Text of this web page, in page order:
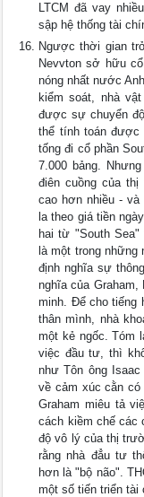
LTCM đã vay
sập hệ thống tài
Ngược thời gian
Nevvton sở hữu
nóng nhất nước
kiểm soát, nhà
được sự chuyển
thể tính toán được
tống đi cổ phần
7.000 bảng.
điên cuồng của
cao hơn nhiều - và
la theo giá tiền
hai từ "South
là một trong
định nghĩa sự
nghĩa của
minh. Để cho tiếng
thân mình, nhà
một kẻ ngốc. Tóm
việc đầu tư, thì
như Tôn ông
về cảm xúc cằn
Graham miêu tả
cách kiềm chế các
độ vô lý của thị
rằng nhà đẳu tư
hơn là "bộ não".
một số tiến triển